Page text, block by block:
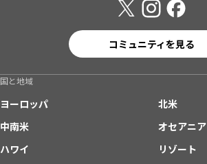
コミュニティを見る
国と地域
ヨーロッパ
北米
中南米
オセアニア
ハワイ
リゾート